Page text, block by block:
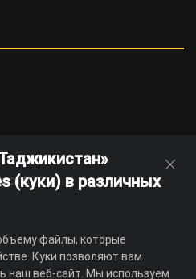
(куки) в различных
файлы, которые
Куки позволяют вам
наш веб-сайт. Мы используем